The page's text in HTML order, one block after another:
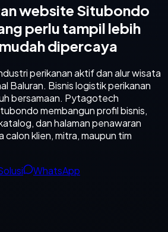
website Situbondo
perlu tampil lebih
dipercaya
perikanan aktif dan alur wisata
Baluran. Bisnis logistik perikanan
bersamaan. Pytagotech
membangun profil bisnis,
dan halaman penawaran
calon klien, mitra, maupun tim
WhatsApp